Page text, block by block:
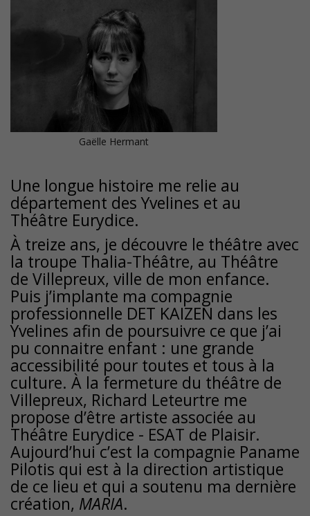
Gaëlle Hermant
Une longue histoire me relie au
département des Yvelines et au
Théâtre Eurydice.
À treize ans, je découvre le théâtre avec
la troupe Thalia-Théâtre, au Théâtre
de Villepreux, ville de mon enfance.
Puis j’implante ma compagnie
professionnelle DET KAIZEN dans les
Yvelines afin de poursuivre ce que j’ai
pu connaitre enfant : une grande
accessibilité pour toutes et tous à la
culture. À la fermeture du théâtre de
Villepreux, Richard Leteurtre me
propose d’être artiste associée au
Théâtre Eurydice - ESAT de Plaisir.
Aujourd’hui c’est la compagnie Paname
Pilotis qui est à la direction artistique
de ce lieu et qui a soutenu ma dernière
création, MARIA.